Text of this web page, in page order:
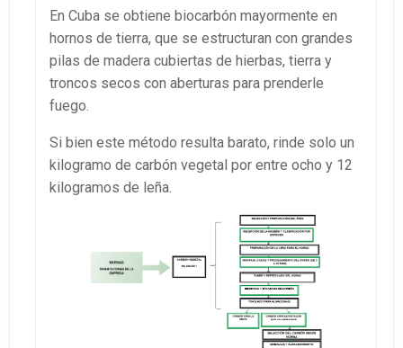
En Cuba se obtiene biocarbón mayormente en
hornos de tierra, que se estructuran con grandes
pilas de madera cubiertas de hierbas, tierra y
troncos secos con aberturas para prenderle
fuego.
Si bien este método resulta barato, rinde solo un
kilogramo de carbón vegetal por entre ocho y 12
kilogramos de leña.